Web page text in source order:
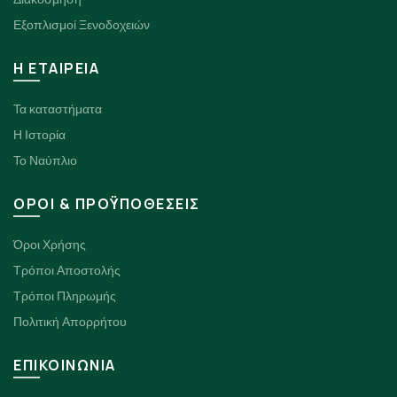
Εξοπλισμοί Ξενοδοχειών
H ΕΤΑΙΡΕΙΑ
Τα καταστήματα
Η Ιστορία
Το Ναύπλιο
ΟΡΟΙ & ΠΡΟΫΠΟΘΕΣΕΙΣ
Όροι Χρήσης
Τρόποι Αποστολής
Τρόποι Πληρωμής
Πολιτική Απορρήτου
ΕΠΙΚΟΙΝΩΝΙΑ